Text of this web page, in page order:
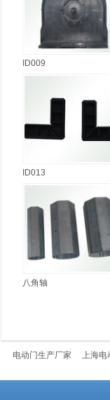
ID009
ID013
八角轴
电动门生产厂家 上海电